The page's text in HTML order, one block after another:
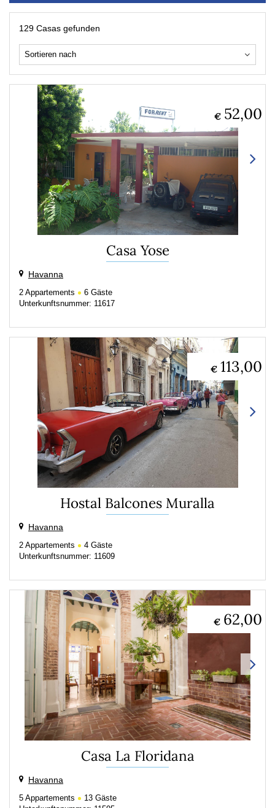
129 Casas gefunden
52,00
€
Casa Yose
Havanna
2 Appartements 6 Gäste
Unterkunftsnummer: 11617
113,00
€
Hostal Balcones Muralla
Havanna
2 Appartements 4 Gäste
Unterkunftsnummer: 11609
62,00
€
Casa La Floridana
Havanna
5 Appartements 13 Gäste